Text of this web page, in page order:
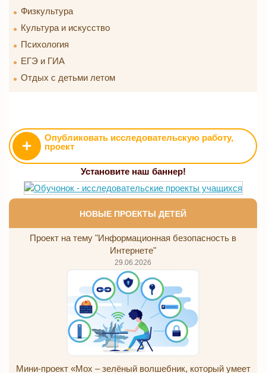
Физкультура
Культура и искусство
Психология
ЕГЭ и ГИА
Отдых с детьми летом
+
Опубликовать исследовательскую работу,
проект
Установите наш баннер!
НОВЫЕ ПРОЕКТЫ ДЕТЕЙ
Проект на тему "Информационная безопасность в
Интернете"
29.06.2026
Мини-проект «Мох – зелёный волшебник, который умеет